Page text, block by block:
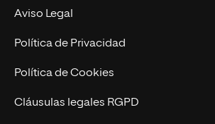
MBA
Marketing y Comunicación
Ingeniería
Diseño
Contacto
Aviso Legal
Política de Privacidad
Política de Cookies
Cláusulas legales RGPD